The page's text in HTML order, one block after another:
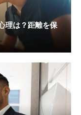
理は？距離を保